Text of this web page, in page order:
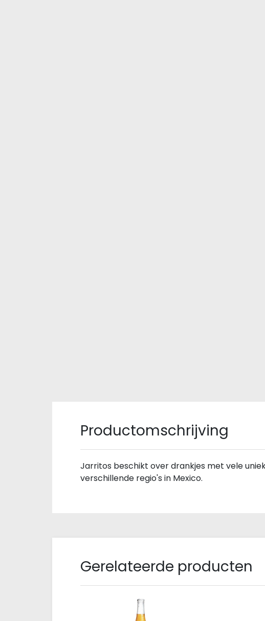
Productomschrijving
Jarritos beschikt over drankjes met vele
verschillende regio's in Mexico.
Gerelateerde producten